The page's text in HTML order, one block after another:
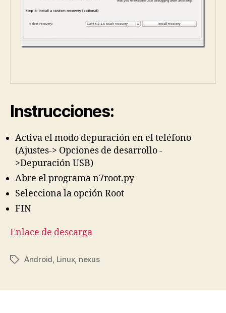
Instrucciones:
Activa el modo depuración en el teléfono
(Ajustes-> Opciones de desarrollo -
>Depuración USB)
Abre el programa n7root.py
Selecciona la opción Root
FIN
Enlace de descarga
Etiquetas
Android, Linux, nexus